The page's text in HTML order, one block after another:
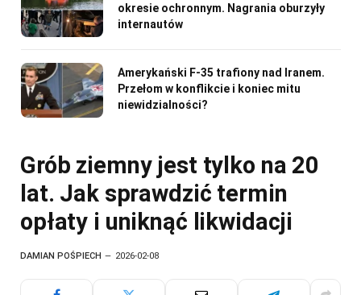
okresie ochronnym. Nagrania oburzyły
internautów
Amerykański F-35 trafiony nad Iranem.
Przełom w konflikcie i koniec mitu
niewidzialności?
Grób ziemny jest tylko na 20
lat. Jak sprawdzić termin
opłaty i uniknąć likwidacji
DAMIAN POŚPIECH 2026-02-08